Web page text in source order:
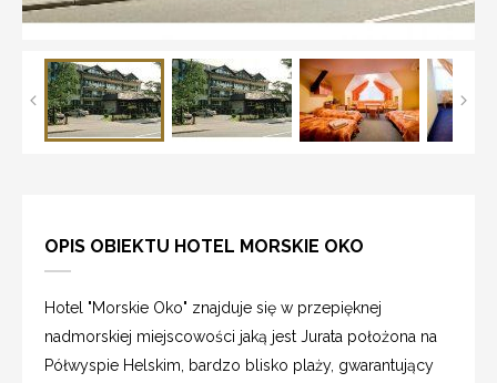
OPIS OBIEKTU HOTEL MORSKIE OKO
Hotel "Morskie Oko" znajduje się w przepięknej
nadmorskiej miejscowości jaką jest Jurata położona na
Półwyspie Helskim, bardzo blisko plaży, gwarantujący